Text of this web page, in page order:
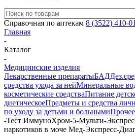
Справочная по аптекам 8 (3522) 410-
Главная
-
Каталог
-
Медицинские изделия
Лекарственные препаратыБАД
средства ухода за нейМинеральные
косметические средстваПитание
диетическоеПредметы и средства
по уходу за детьми и больнымиПрочее
-Тест ИммуноХром-5-Мульти-
наркотиков в моче Мед-Экспресс-